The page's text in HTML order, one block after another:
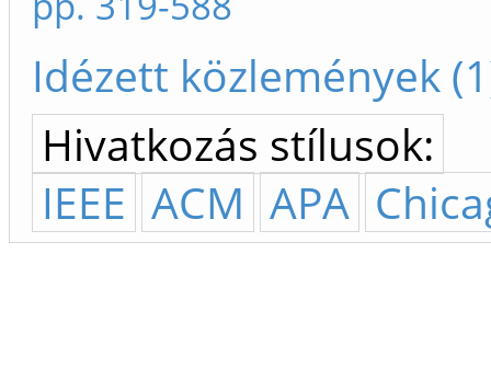
Idézett közlemények
Hivatkozás stílusok:
IEEE ACM APA